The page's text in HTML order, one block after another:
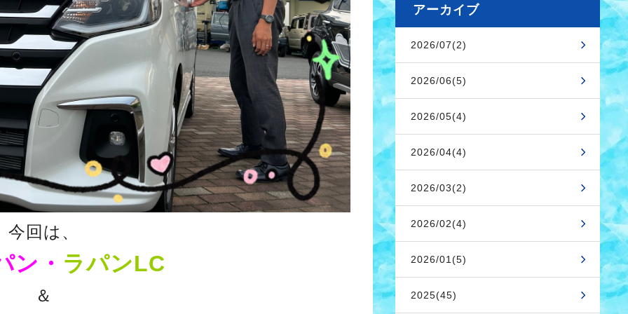
今回は、
ン・ ラパンLC
＆
アーカイブ
2026/07(2)
2026/06(5)
2026/05(4)
2026/04(4)
2026/03(2)
2026/02(4)
2026/01(5)
2025(45)